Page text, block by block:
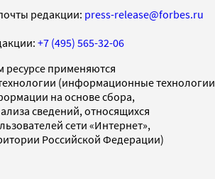
редакции: press-release@forbes.ru
+7 (495) 565-32-06
применяются
(информационные технологии
на основе сбора,
сведений, относящихся
сети «Интернет»,
Российской Федерации)